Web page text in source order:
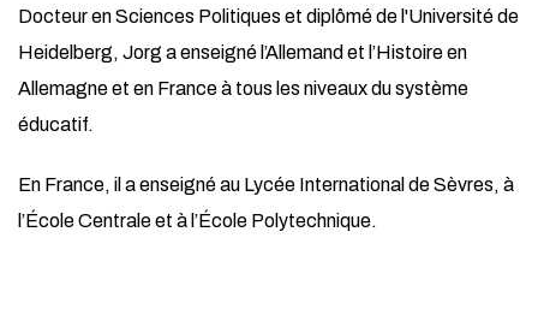
Docteur en Sciences Politiques et diplômé de l'Université de
Heidelberg, Jorg a enseigné l’Allemand et l’Histoire en
Allemagne et en France à tous les niveaux du système
éducatif.
En France, il a enseigné au Lycée International de Sèvres, à
l’École Centrale et à l’École Polytechnique.